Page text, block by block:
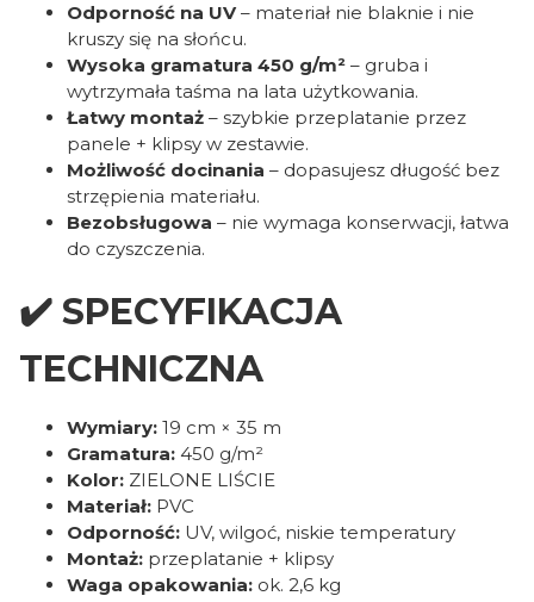
Odporność na UV– materiał nie blaknie i nie
kruszy się na słońcu.
Wysoka gramatura 450 g/m² – gruba i
wytrzymała taśma na lata użytkowania.
Łatwy montaż – szybkie przeplatanie przez
panele + klipsy w zestawie.
Możliwość docinania – dopasujesz długość bez
strzępienia materiału.
Bezobsługowa – nie wymaga konserwacji, łatwa
do czyszczenia.
✔️ SPECYFIKACJA
TECHNICZNA
Wymiary: 19 cm × 35 m
Gramatura: 450 g/m²
Kolor: ZIELONE LIŚCIE
Materiał: PVC
Odporność: UV, wilgoć, niskie temperatury
Montaż: przeplatanie + klipsy
Waga opakowania: ok. 2,6 kg